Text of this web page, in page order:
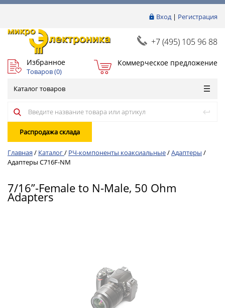
Вход| Регистрация
+7 (495) 105 96 88
Избранное
Товаров (0)
Коммерческое предложение
Каталог товаров
Распродажа склада
Главная / Каталог/ РЧ-компоненты коаксиальные/Адаптеры /
Адаптеры C716F-NM
7/16”-Female to N-Male, 50 Ohm
Adapters